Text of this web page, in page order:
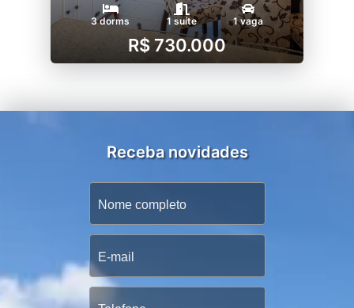
3 dorms 1 suíte 1 vaga
R$ 730.000
Receba novidades